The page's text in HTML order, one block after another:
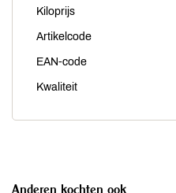
Kiloprijs
Artikelcode
EAN-code
Kwaliteit
Anderen kochten ook